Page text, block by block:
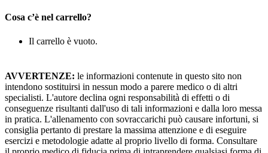
Cosa c’è nel carrello?
Il carrello è vuoto.
AVVERTENZE: le informazioni contenute in questo sito non
intendono sostituirsi in nessun modo a parere medico o di altri
specialisti. L'autore declina ogni responsabilità di effetti o di
conseguenze risultanti dall'uso di tali informazioni e dalla loro messa
in pratica. L'allenamento con sovraccarichi può causare infortuni, si
consiglia pertanto di prestare la massima attenzione e di eseguire
esercizi e metodologie adatte al proprio livello di forma. Consultare